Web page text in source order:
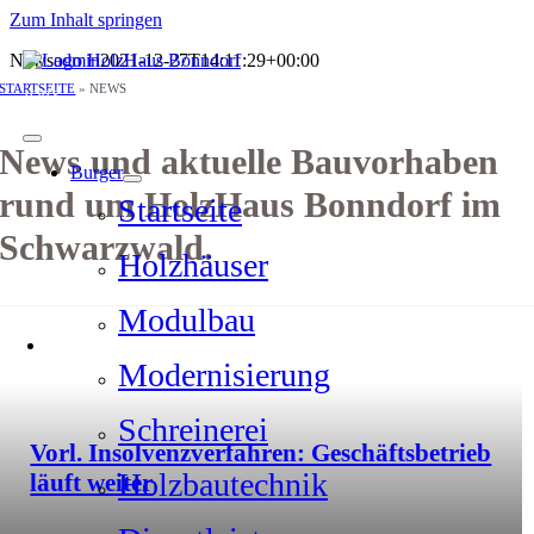
Zum Inhalt springen
JOBS
Burger
Startseite
Holzhäuser
Modulbau
Modernisierung
Schreinerei
Holzbautechnik
Newsadmin2021-12-27T14:11:29+00:00
STARTSEITE »NEWS
News und aktuelle Bauvorhaben
rund um HolzHaus Bonndorf im
Schwarzwald.
Vorl. Insolvenzverfahren: Geschäftsbetrieb
läuft weiter